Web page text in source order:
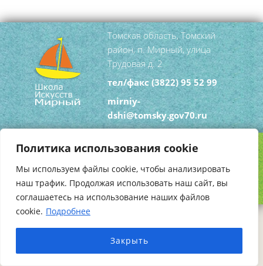
Политика использования cookie
Мы используем файлы cookie, чтобы анализировать
наш трафик. Продолжая использовать наш сайт, вы
соглашаетесь на использование наших файлов
cookie. Подробнее
Закрыть
Томская область, Томский
район, п. Мирный, улица
Трудовая д. 2
тел/факс(3822) 95 52 99
mirniy-
dshi@tomsky.gov70.ru
Создание сайтаHotProject.ru